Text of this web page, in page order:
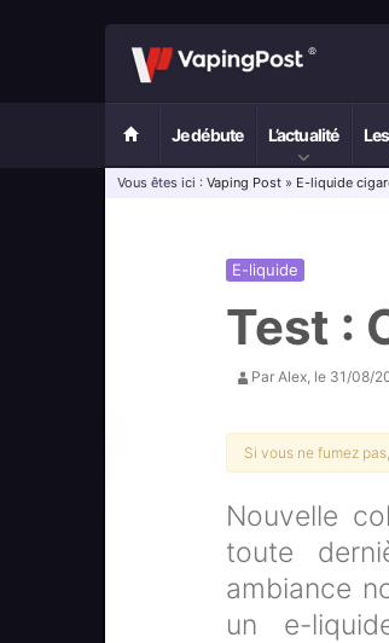
Je débute L’actualité
Vous êtes ici : Vaping Post » E-liquide
Test :
E-liquide
Par Alex, le 31/08/
Si vous ne fumez
Nouvelle
toute
ambiance
un e-